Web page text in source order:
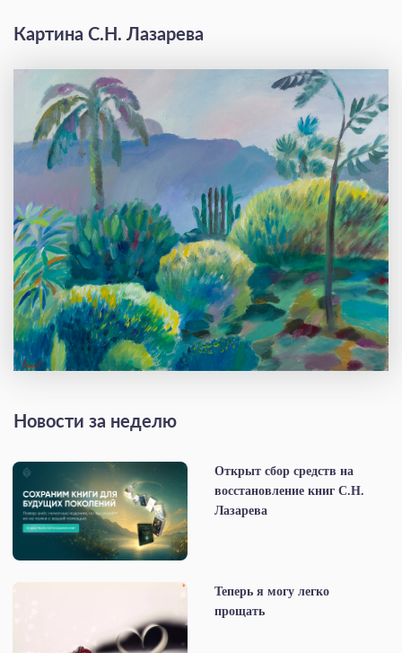
Картина С.Н. Лазарева
Новости за неделю
Открыт сбор средств на
восстановление книг С.Н.
Лазарева
Теперь я могу легко
прощать